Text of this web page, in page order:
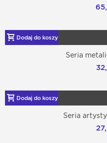
Dodaj do koszyka
Seria
Dodaj do koszyka
Seria